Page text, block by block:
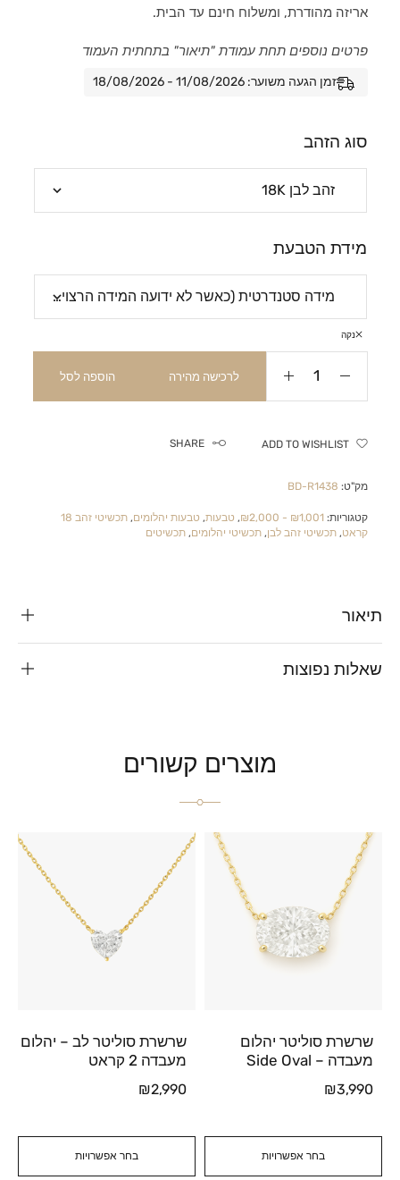
אריזה מהודרת, ומשלוח חינם עד הבית.
פרטים נוספים תחת עמודת "תיאור" בתחתית העמוד
זמן הגעה משוער: 11/08/2026 - 18/08/2026
סוג הזהב
מידת הטבעת
נקה
לרכישה מהירה הוספה לסל
ADD TO WISHLIST
SHARE
מק"ט: BD-R1438
קטגוריות:₪1,001 - ₪2,000
, טבעות, טבעות יהלומים,
תכשיטי זהב 18
קראט,תכשיטי זהב לבן,תכשיטי יהלומים,תכשיטים
תיאור
שאלות נפוצות
מוצרים קשורים
בחר אפשרויות
שרשרת סוליטר יהלום
מעבדה – Side Oval
₪3,990
בחר אפשרויות
שרשרת סוליטר לב – יהלום
מעבדה 2 קראט
₪2,990